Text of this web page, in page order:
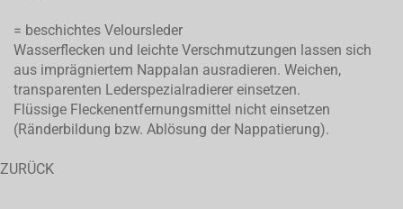
= beschichtes Veloursleder
Wasserflecken und leichte Verschmutzungen lassen sich
aus imprägniertem Nappalan ausradieren. Weichen,
transparenten Lederspezialradierer einsetzen.
Flüssige Fleckenentfernungsmittel nicht einsetzen
(Ränderbildung bzw. Ablösung der Nappatierung).
ZURÜCK